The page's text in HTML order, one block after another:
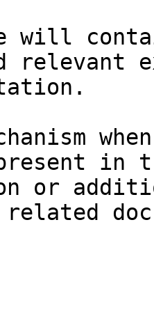
will
relevant
in
or